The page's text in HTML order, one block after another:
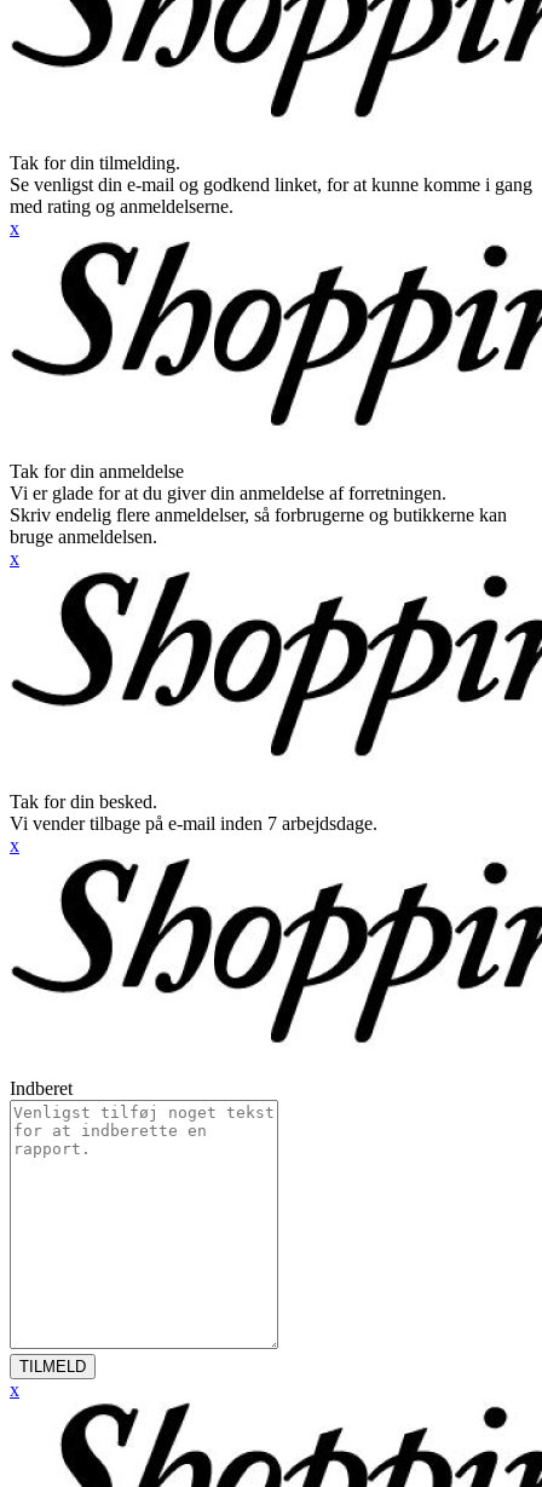
Tak for din tilmelding.
Se venligst din e-mail og godkend linket, for at kunne komme i gang
med rating og anmeldelserne.
x
Tak for din anmeldelse
Vi er glade for at du giver din anmeldelse af forretningen.
Skriv endelig flere anmeldelser, så forbrugerne og butikkerne kan
bruge anmeldelsen.
x
Tak for din besked.
Vi vender tilbage på e-mail inden 7 arbejdsdage.
x
Indberet
TILMELD
x